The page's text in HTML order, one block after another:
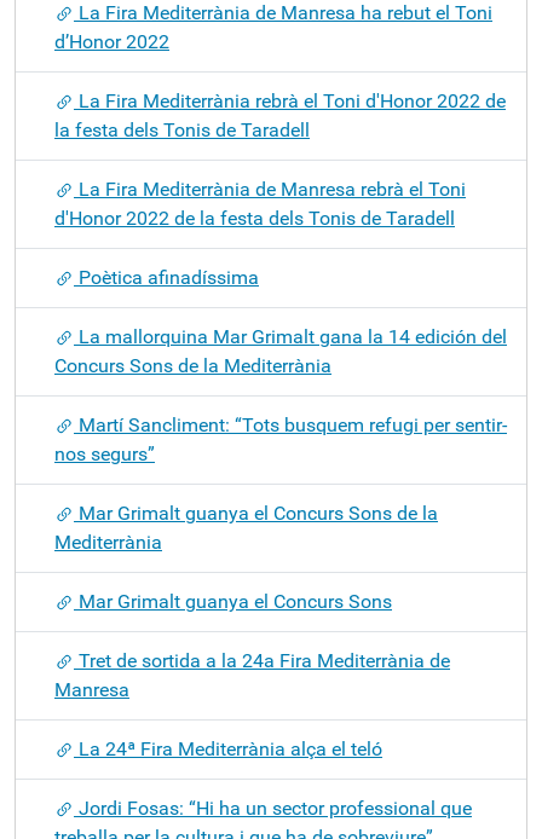
La Fira Mediterrània de Manresa ha rebut el Toni
d’Honor 2022
La Fira Mediterrània rebrà el Toni d'Honor 2022 de
la festa dels Tonis de Taradell
La Fira Mediterrània de Manresa rebrà el Toni
d'Honor 2022 de la festa dels Tonis de Taradell
Poètica afinadíssima
La mallorquina Mar Grimalt gana la 14 edición del
Concurs Sons de la Mediterrània
Martí Sancliment: “Tots busquem refugi per sentir-
nos segurs”
Mar Grimalt guanya el Concurs Sons de la
Mediterrània
Mar Grimalt guanya el Concurs Sons
Tret de sortida a la 24a Fira Mediterrània de
Manresa
La 24ª Fira Mediterrània alça el teló
Jordi Fosas: “Hi ha un sector professional que